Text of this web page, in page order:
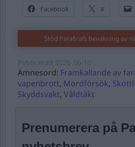
Facebook X
Stöd Para§rafs bevakning av
Ämnesord: Framkallande av
vapenbrott, Mordförsök,
Skyddsvakt, Våldtäkt
Prenumerera på